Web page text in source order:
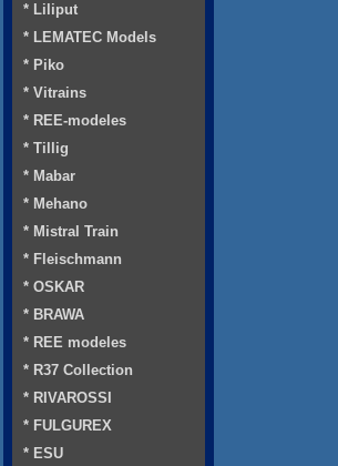
* Liliput
* LEMATEC Models
* Piko
* Vitrains
* REE-modeles
* Tillig
* Mabar
* Mehano
* Mistral Train
* Fleischmann
* OSKAR
* BRAWA
* REE modeles
* R37 Collection
* RIVAROSSI
* FULGUREX
* ESU